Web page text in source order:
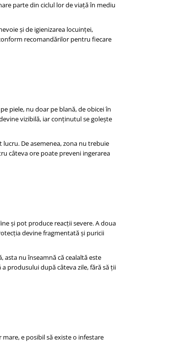
parte din ciclul lor de viață în mediu
și de igienizarea locuinței,
recomandărilor pentru fiecare
piele, nu doar pe blană, de obicei în
vizibilă, iar conținutul se golește
De asemenea, zona nu trebuie
câteva ore poate preveni ingerarea
și pot produce reacții severe. A doua
devine fragmentată și puricii
nu înseamnă că cealaltă este
produsului după câteva zile, fără să ții
e posibil să existe o infestare